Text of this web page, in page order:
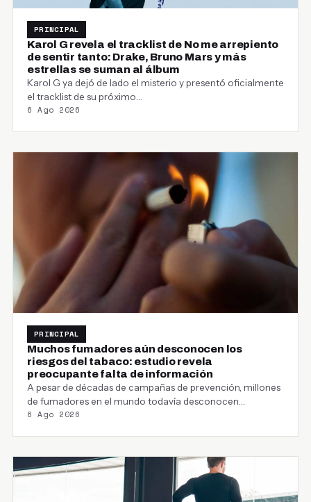
PRINCIPAL
Karol G revela el tracklist de No me arrepiento
de sentir tanto: Drake, Bruno Mars y más
estrellas se suman al álbum
Karol G ya dejó de lado el misterio y presentó oficialmente
el tracklist de su próximo…
6 Ago 2026
PRINCIPAL
Muchos fumadores aún desconocen los
riesgos del tabaco: estudio revela
preocupante falta de información
A pesar de décadas de campañas de prevención, millones
de fumadores en el mundo todavía desconocen…
6 Ago 2026